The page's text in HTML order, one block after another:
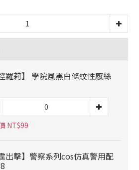
羅莉】 學院風黑白條紋性感絲
NT$99
出擊】警察系列cos仿真警用配